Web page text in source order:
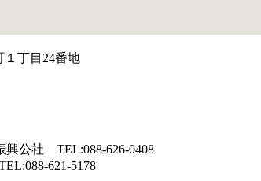
１丁目24番地
興公社 TEL:088-626-0408
621-5178